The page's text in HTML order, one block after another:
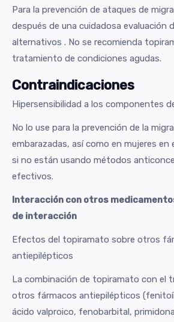
Para la prevención de ataques de
después de una cuidadosa evaluación
alternativos . No se recomienda
tratamiento de condiciones agudas.
Contraindicaciones
Hipersensibilidad a los componentes
No lo use para la prevención de la
embarazadas, así como en mujeres en
si no están usando métodos
efectivos.
Interacción con otros
de interacción
Efectos del topiramato sobre otros
antiepilépticos
La combinación de topiramato con el
otros fármacos antiepilépticos
ácido valproico, fenobarbital,